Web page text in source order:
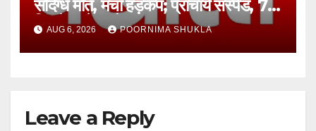
संदिग्ध मौत, मचा हड़कंप; प्राचार्य सस्पेंड, 7
दिन में खुलेगा मौत का राज!…
AUG 6, 2026 POORNIMA SHUKLA
Leave a Reply